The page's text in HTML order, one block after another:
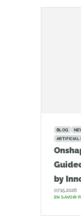
BLOG
ARTIFICIAL
by
07.15.2026
EN SAVOIR